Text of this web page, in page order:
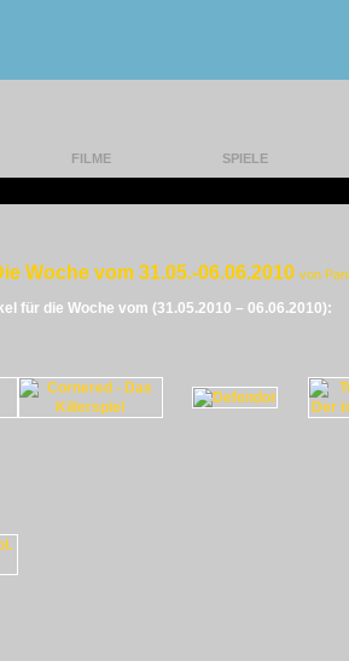
FILME SPIELE
Woche vom 31.05.-06.06.2010 von
für die Woche vom (31.05.2010 – 06.06.2010):